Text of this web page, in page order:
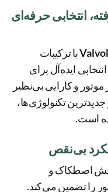
انتخابی حرفه‌ای
با ترکیبات
ایده‌آل برای
و کارایی بی‌نظیر
تکنولوژی‌ها،
است.
بی‌نقص
اصطکاک و
را تضمین می‌کند.